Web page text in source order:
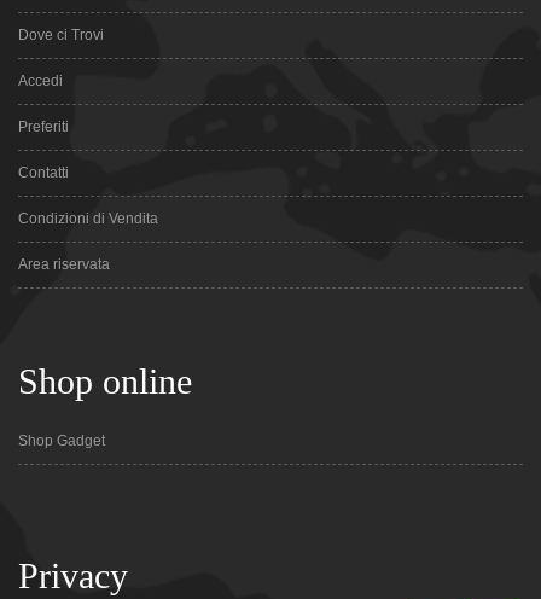
Dove ci Trovi
Accedi
Preferiti
Contatti
Condizioni di Vendita
Area riservata
Shop online
Shop Gadget
Privacy